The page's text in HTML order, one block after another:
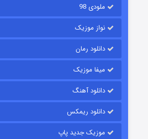
قسمت۱۵ (دوبله)
ملودی 98
نواز موزیک
دانلود رمان
میفا موزیک
دانلود آهنگ
دانلود ریمکس
موزیک جدید پاپ